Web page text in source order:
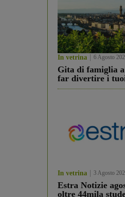
In vetrina 6 Agosto
Gita di famiglia
far divertire i
In vetrina 3 Agosto
Estra Notizie
oltre 44mila